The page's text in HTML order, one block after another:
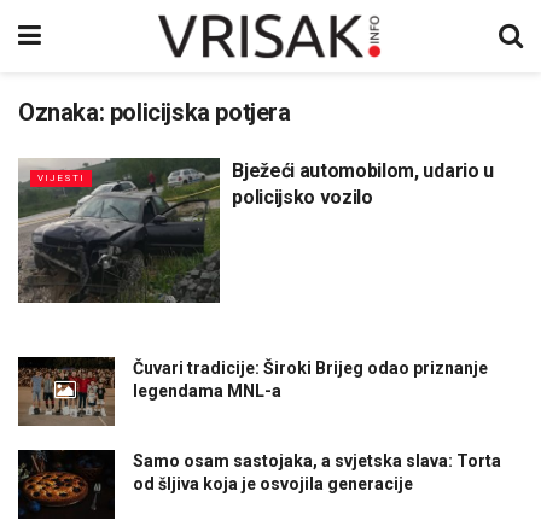
Oznaka: policijska potjera
VIJESTI
Bježeći automobilom, udario u
policijsko vozilo
Čuvari tradicije: Široki Brijeg odao priznanje
legendama MNL-a
Samo osam sastojaka, a svjetska slava: Torta
od šljiva koja je osvojila generacije